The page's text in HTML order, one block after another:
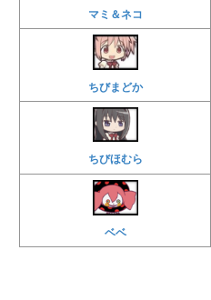
マミ＆ネコ
ちびまどか
ちびほむら
ベベ